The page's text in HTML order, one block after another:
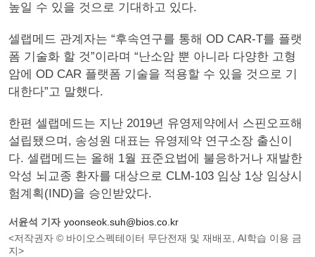
높일 수 있을 것으로 기대하고 있다.
셀랩메드 관계자는 “후속연구를 통해 OD CAR-T를 플랫
폼 기술화 할 것”이라며 “난소암 뿐 아니라 다양한 고형
암에 OD CAR 플랫폼 기술을 적용할 수 있을 것으로 기
대한다”고 말했다.
한편 셀랩메드는 지난 2019년 유영제약에서 스핀오프해
설립됐으며, 송성원 대표는 유영제약 연구소장 출신이
다. 셀랩메드는 올해 1월 표준요법에 불응하거나 재발한
악성 뇌교종 환자를 대상으로 CLM-103 임상 1상 임상시
험계획(IND)을 승인받았다.
서윤석 기자 yoonseok.suh@bios.co.kr
<저작권자 © 바이오스펙테이터 무단전재 및 재배포, AI학습 이용 금
지>